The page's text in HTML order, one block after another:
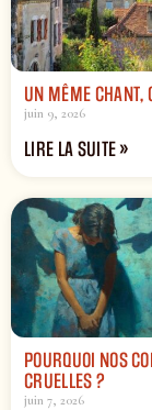
UN MÊME CHANT,
juin 9, 2026
LIRE LA SUITE »
POURQUOI NOS
CRUELLES ?
juin 7, 2026